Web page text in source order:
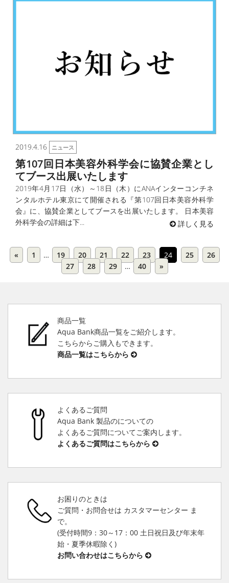
2019.4.16 ニュース
第107回日本美容外科学会に協賛企業とし
てブース出展いたします
2019年4月17日（水）～18日（木）にANAインターコンチネ
ンタルホテル東京にて開催される『第107回日本美容外科学
会』に、協賛企業としてブースを出展いたします。 日本美容
外科学会の詳細は下...
詳しく見る
« 1 … 19 20 21 22 23 24 25
26
27
28 29 … 40 »
商品一覧
Aqua Bank商品一覧をご紹介します。
こちらからご購入もできます。
商品一覧はこちらから
よくあるご質問
Aqua Bank 製品のについての
よくあるご質問についてご案内します。
よくあるご質問はこちらから
お困りのときは
ご質問・お問合せは カスタマーセンター ま
で。
(受付時間9：30～17：00 土日祝日及び年末年
始・夏季休暇除く)
お問い合わせはこちらから